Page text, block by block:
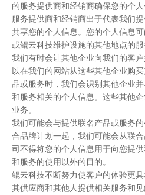
的服务提供商和经销商确保您的个
服务提供商和经销商出于代表我们
共享您的个人信息。您的个人信息
或鲲云科技维护设施的其他地点的服
我们有时会让其他企业向我们的客
以在我们的网站从这些其他企业购
品或服务时，我们会识别其他企业
和服务相关的个人信息。这些其他
业务。
我们可能会与提供联名产品或服务
合品牌计划一起，我们可能会从联
司不得将您的个人信息用于向您提
和服务的使用以外的目的。
鲲云科技不断努力使客户的体验更
其供应商和其他人提供相关服务和